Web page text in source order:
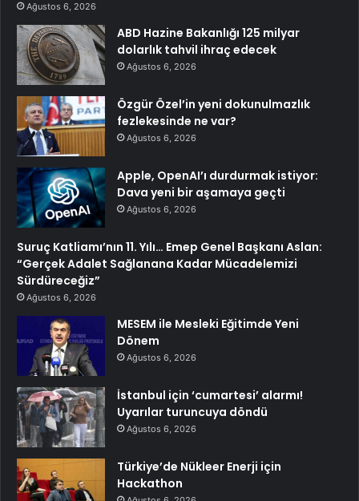
Ağustos 6, 2026
ABD Hazine Bakanlığı 125 milyar
dolarlık tahvil ihraç edecek
Ağustos 6, 2026
Özgür Özel’in yeni dokunulmazlık
fezlekesinde ne var?
Ağustos 6, 2026
Apple, OpenAI’ı durdurmak istiyor:
Dava yeni bir aşamaya geçti
Ağustos 6, 2026
Suruç Katliamı’nın 11. Yılı… Emep Genel Başkanı Aslan:
“Gerçek Adalet Sağlanana Kadar Mücadelemizi
Sürdüreceğiz”
Ağustos 6, 2026
MESEM ile Mesleki Eğitimde Yeni
Dönem
Ağustos 6, 2026
İstanbul için ‘cumartesi’ alarmı!
Uyarılar turuncuya döndü
Ağustos 6, 2026
Türkiye’de Nükleer Enerji için
Hackathon